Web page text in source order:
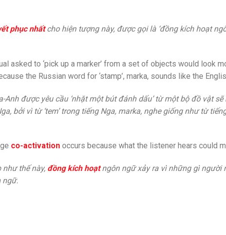
phục nhất cho hiện tượng này, được gọi là ‘đồng kích hoạt
asked to ‘pick up a marker’ from a set of objects would look
the Russian word for ‘stamp’, marka, sounds like the
Anh được yêu cầu ‘nhặt một bút đánh dấu’ từ một bộ đồ vật
bởi vì từ ‘tem’ trong tiếng Nga, marka, nghe giống như từ
co-activation occurs because what the listener hears could
như thế này, đồng kích hoạtngôn ngữ xảy ra vì những gì người
ngữ.